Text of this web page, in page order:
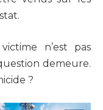
n’est pas
demeure.
?